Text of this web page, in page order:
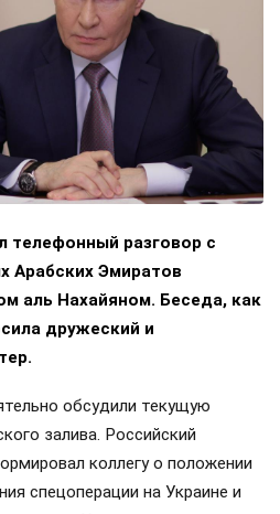
телефонный разговор с
Арабских Эмиратов
аль Нахайяном. Беседа, как
дружеский и
обсудили текущую
залива. Российский
коллегу о положении
спецоперации на Украине и